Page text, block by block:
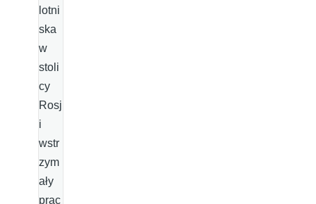
lotni
ska
w
stoli
cy
Rosj
i
wstr
zym
ały
prac